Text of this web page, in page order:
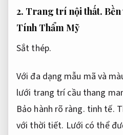
2. Trang trí nội thất.
Tính Thẩm Mỹ
Sắt thép.
Với đa dạng mẫu mã và
lưới trang trí cầu thang
Bảo hành rõ ràng. tinh tế.
với thời tiết. Lưới có thể